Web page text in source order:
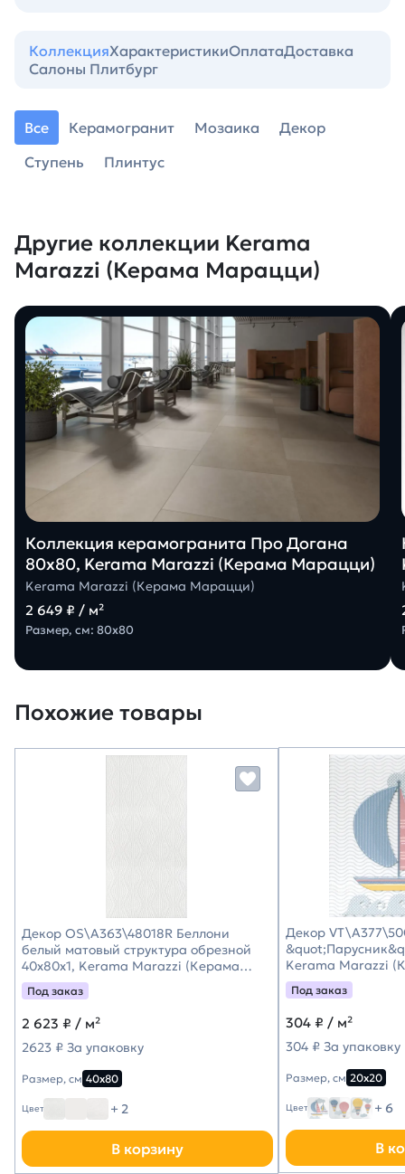
КоллекцияХарактеристикиОплатаДоставка
Салоны Плитбург
Все Керамогранит Мозаика
Декор
Ступень
Плинтус
Другие коллекции Kerama
Marazzi (Керама Марацци)
Коллекция керамогранита Про Догана
80х80, Kerama Marazzi (Керама Марацци)
Kerama Marazzi (Керама Марацци)
2 649 ₽ / м²
Размер, см: 80х80
Похожие товары
Декор OS\A363\48018R Беллони
белый матовый структура обрезной
40x80x1, Kerama Marazzi (Керама
Марацци)
Под заказ
2 623 ₽ / м²
2623 ₽ За упаковку
Размер, см 40х80
Цвет + 2
В корзину
Декор
Kerama Marazzi
Под заказ
304 ₽ / м²
304 ₽ За упаковку
Размер, см 20х20
Цвет + 6
В